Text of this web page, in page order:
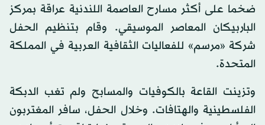
ضخما على أكثر مسارح العاصمة اللندنية عراقة بمركز
الباربيكان المعاصر الموسيقي. وقام بتنظيم الحفل
شركة «مرسم» للفعاليات الثقافية العربية في المملكة
المتحدة.
وتزينت القاعة بالكوفيات والمسابح ولم تغب الدبكة
الفلسطينية والهتافات. وخلال الحفل، سافر المغتربون